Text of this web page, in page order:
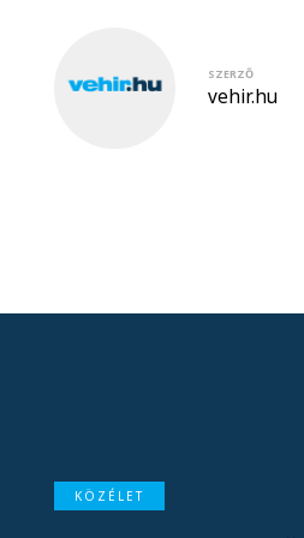
SZERZŐ
vehir.hu
KÖZÉLET